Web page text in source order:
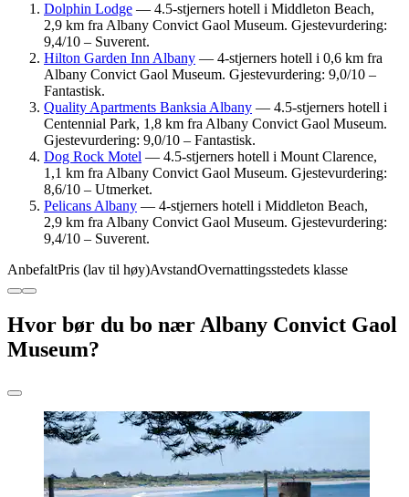
Dolphin Lodge — 4.5-stjerners hotell i Middleton Beach,
2,9 km fra Albany Convict Gaol Museum. Gjestevurdering:
9,4/10 – Suverent.
Hilton Garden Inn Albany — 4-stjerners hotell i 0,6 km fra
Albany Convict Gaol Museum. Gjestevurdering: 9,0/10 –
Fantastisk.
Quality Apartments Banksia Albany — 4.5-stjerners hotell i
Centennial Park, 1,8 km fra Albany Convict Gaol Museum.
Gjestevurdering: 9,0/10 – Fantastisk.
Dog Rock Motel — 4.5-stjerners hotell i Mount Clarence,
1,1 km fra Albany Convict Gaol Museum. Gjestevurdering:
8,6/10 – Utmerket.
Pelicans Albany — 4-stjerners hotell i Middleton Beach,
2,9 km fra Albany Convict Gaol Museum. Gjestevurdering:
9,4/10 – Suverent.
AnbefaltPris (lav til høy)AvstandOvernattingsstedets klasse
Hvor bør du bo nær Albany Convict Gaol
Museum?